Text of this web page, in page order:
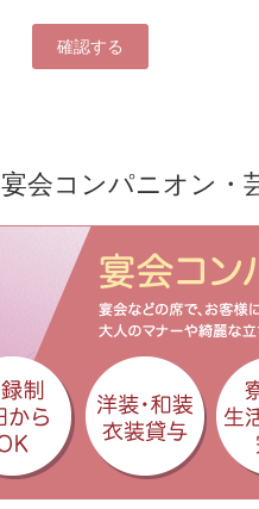
宴会コンパニオン・